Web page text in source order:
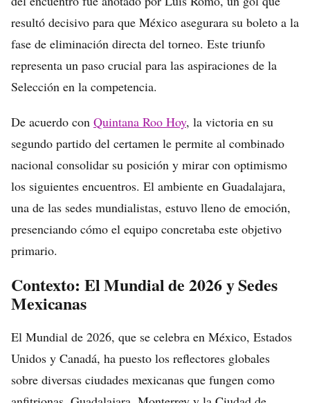
resultó decisivo para que México asegurara su boleto a la
fase de eliminación directa del torneo. Este triunfo
representa un paso crucial para las aspiraciones de la
Selección en la competencia.
De acuerdo con Quintana Roo Hoy, la victoria en su
segundo partido del certamen le permite al combinado
nacional consolidar su posición y mirar con optimismo
los siguientes encuentros. El ambiente en Guadalajara,
una de las sedes mundialistas, estuvo lleno de emoción,
presenciando cómo el equipo concretaba este objetivo
primario.
Contexto: El Mundial de 2026 y Sedes
Mexicanas
El Mundial de 2026, que se celebra en México, Estados
Unidos y Canadá, ha puesto los reflectores globales
sobre diversas ciudades mexicanas que fungen como